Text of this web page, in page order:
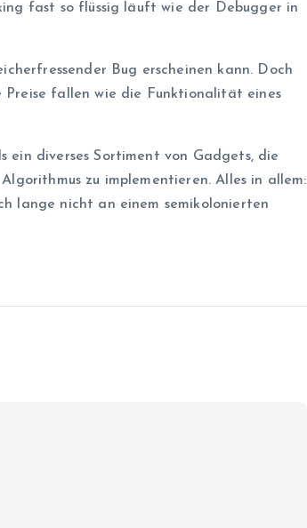
fast so flüssig läuft wie der Debugger in
Bug erscheinen kann. Doch
fallen wie die Funktionalität eines
ein diverses Sortiment von Gadgets, die
zu implementieren. Alles in allem:
lange nicht an einem semikolonierten